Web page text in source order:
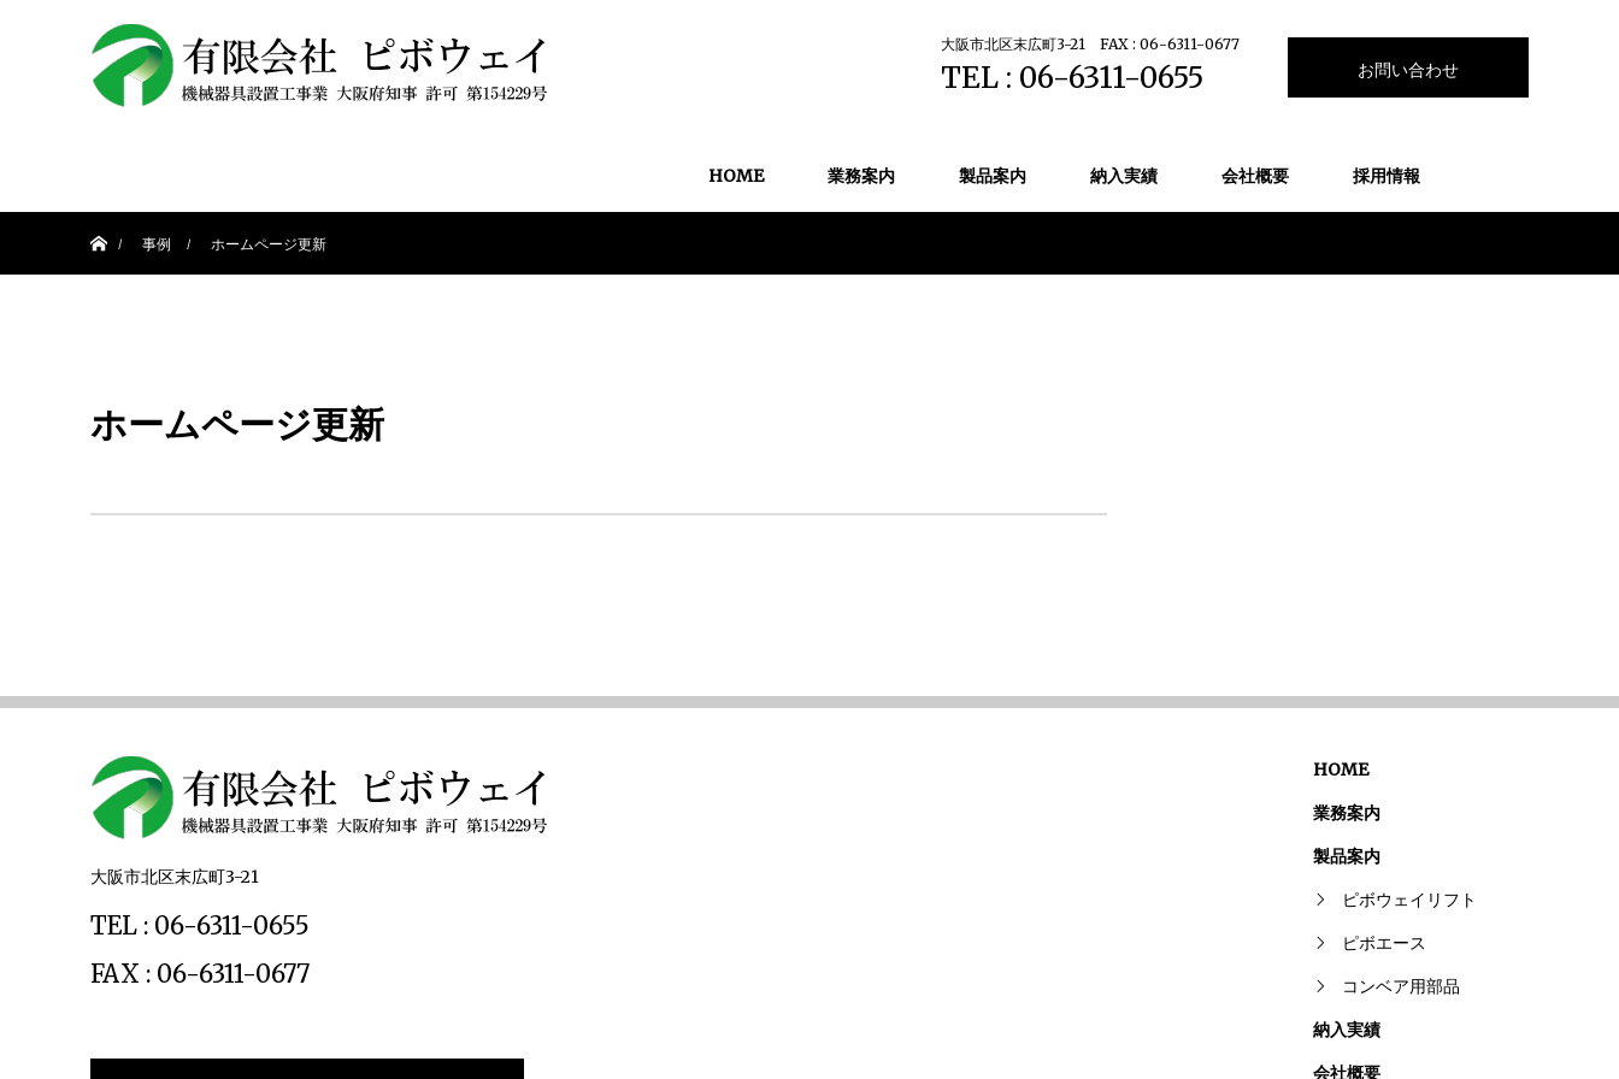
大阪市北区末広町3-21 FAX : 06-6311-0677
TEL : 06-6311-0655 お問い合わせ
HOME 業務案内 製品案内 納入実績 会社概要 採用情報
事例
ホームページ更新
ホームページ更新
大阪市北区末広町3-21
TEL : 06-6311-0655
FAX : 06-6311-0677
HOME
業務案内
製品案内
ピボウェイリフト
ピボエース
コンベア用部品
納入実績
会社概要